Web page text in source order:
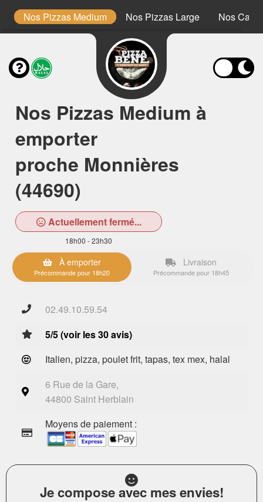
Nos Pizzas Medium Nos Pizzas Large Nos
Nos Pizzas Medium à
emporter
proche Monnières
(44690)
Actuellement fermé...
18h00 - 23h30
À emporter
Précommande pour 18h20
Livraison
Précommande pour 18h45
02.49.10.59.54
5/5 (voir les 30 avis)
Italien, pizza, poulet frit, tapas, tex mex, halal
6 Rue de la Gare,
44800 Saint Herblain
Moyens de paiement :
Je compose avec mes envies!